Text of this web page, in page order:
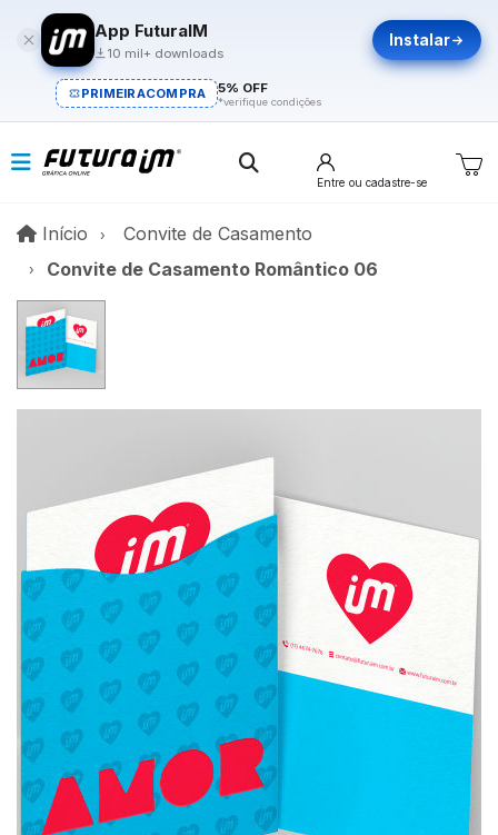
App FuturaIM
10 mil+ downloads
Instalar
PRIMEIRACOMPRA 5% OFF
*verifique condições
Entre ou cadastre-se
Início InícioConvite de Casamento
Convite de Casamento Romântico 06